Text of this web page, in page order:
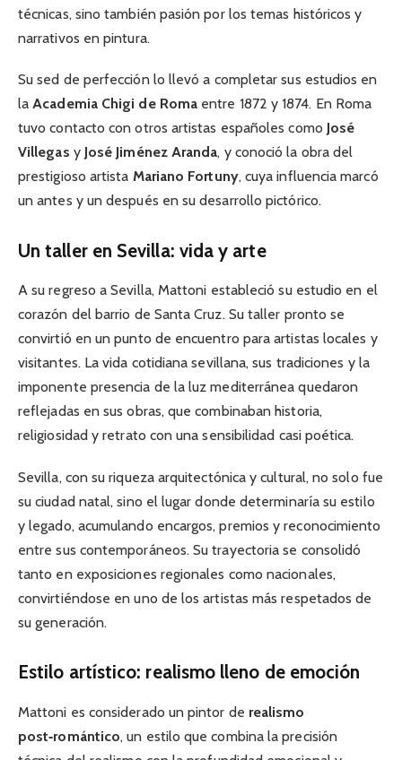
técnicas, sino también pasión por los temas históricos y
narrativos en pintura.
Su sed de perfección lo llevó a completar sus estudios en
laAcademia Chigi de Roma entre 1872 y 1874. En Roma
tuvo contacto con otros artistas españoles como José
Villegas y José Jiménez Aranda, y conoció la obra del
prestigioso artista Mariano Fortuny, cuya influencia marcó
un antes y un después en su desarrollo pictórico.
Un taller en Sevilla: vida y arte
A su regreso a Sevilla, Mattoni estableció su estudio en el
corazón del barrio de Santa Cruz. Su taller pronto se
convirtió en un punto de encuentro para artistas locales y
visitantes. La vida cotidiana sevillana, sus tradiciones y la
imponente presencia de la luz mediterránea quedaron
reflejadas en sus obras, que combinaban historia,
religiosidad y retrato con una sensibilidad casi poética.
Sevilla, con su riqueza arquitectónica y cultural, no solo fue
su ciudad natal, sino el lugar donde determinaría su estilo
y legado, acumulando encargos, premios y reconocimiento
entre sus contemporáneos. Su trayectoria se consolidó
tanto en exposiciones regionales como nacionales,
convirtiéndose en uno de los artistas más respetados de
su generación.
Estilo artístico: realismo lleno de emoción
Mattoni es considerado un pintor de realismo
post‑romántico, un estilo que combina la precisión